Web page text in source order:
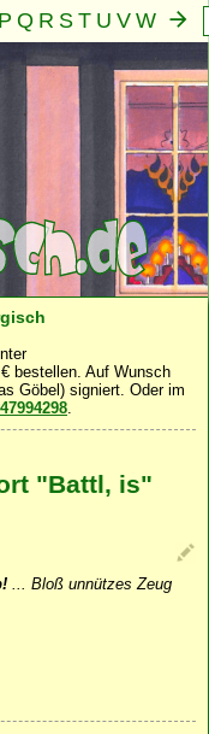
P Q R S T U V W
Gemeinschaft·
bestellen. Auf Wunsch
Göbel) signiert. Oder im
.
"Battl, is"
... Bloß unnützes Zeug